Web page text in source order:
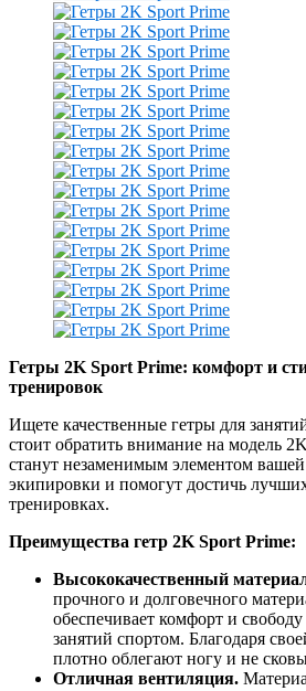
Гетры 2K Sport Prime: комфорт и
тренировок
Ищете качественные гетры для
стоит обратить внимание на модель
станут незаменимым элементом
экипировки и помогут достичь лучших
тренировках.
Преимущества гетр 2K Sport Prime:
Высококачественный
прочного и долговечного
обеспечивает комфорт и
занятий спортом. Благодаря
плотно облегают ногу и не
Отличная вентиляция.